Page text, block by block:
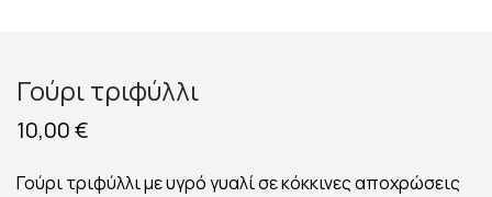
Γούρι τριφύλλι
10,00€
Γούρι τριφύλλι με υγρό γυαλί σε κόκκινες αποχρώσεις